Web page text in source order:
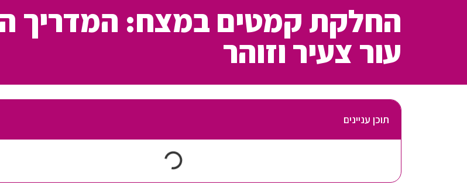
החלקת קמטים במצח: המדריך
עור צעיר וזוהר
תוכן עניינים